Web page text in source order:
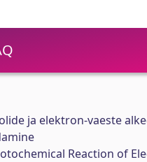
ja elektron-vaeste
Reaction of